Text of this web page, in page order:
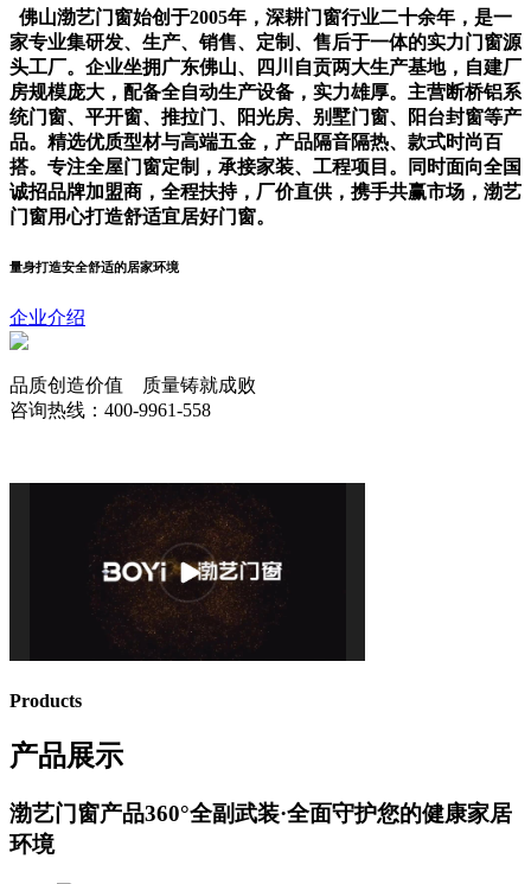
佛山渤艺门窗始创于2005年，深耕门窗行业二十余年，是一
家专业集研发、生产、销售、定制、售后于一体的实力门窗源
头工厂。企业坐拥广东佛山、四川自贡两大生产基地，自建厂
房规模庞大，配备全自动生产设备，实力雄厚。主营断桥铝系
统门窗、平开窗、推拉门、阳光房、别墅门窗、阳台封窗等产
品。精选优质型材与高端五金，产品隔音隔热、款式时尚百
搭。专注全屋门窗定制，承接家装、工程项目。同时面向全国
诚招品牌加盟商，全程扶持，厂价直供，携手共赢市场，渤艺
门窗用心打造舒适宜居好门窗。
量身打造安全舒适的居家环境
企业介绍
品质创造价值 质量铸就成败
咨询热线：400-9961-558
Products
产品展示
渤艺门窗产品360°全副武装·全面守护您的健康家居
环境